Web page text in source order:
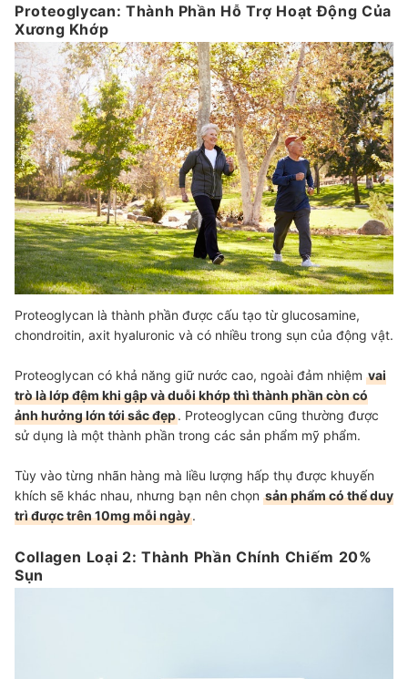
Proteoglycan: Thành Phần Hỗ Trợ Hoạt Động Của
Xương Khớp
Proteoglycan là thành phần được cấu tạo từ glucosamine,
chondroitin, axit hyaluronic và có nhiều trong sụn của động vật.
Proteoglycan có khả năng giữ nước cao, ngoài đảm nhiệm vai
trò là lớp đệm khi gập và duỗi khớp thì thành phần còn có
ảnh hưởng lớn tới sắc đẹp. Proteoglycan cũng thường được
sử dụng là một thành phần trong các sản phẩm mỹ phẩm.
Tùy vào từng nhãn hàng mà liều lượng hấp thụ được khuyến
khích sẽ khác nhau, nhưng bạn nên chọn sản phẩm có thể duy
trì được trên 10mg mỗi ngày.
Collagen Loại 2: Thành Phần Chính Chiếm 20%
Sụn